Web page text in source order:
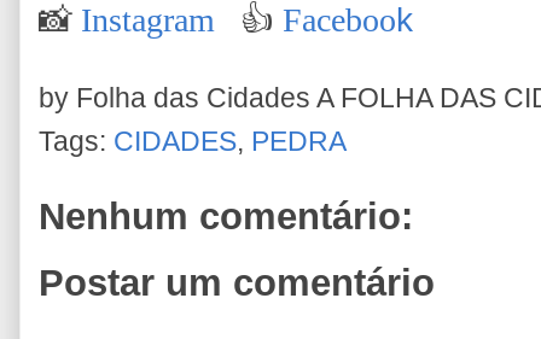
📸 Instagram 👍 Facebook
by Folha das Cidades A FOLHA DAS
Tags: CIDADES, PEDRA
Nenhum comentário:
Postar um comentário